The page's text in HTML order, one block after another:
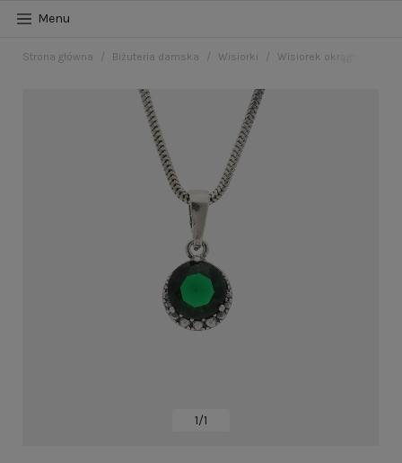
Menu
Strona główna Biżuteria damska Wisiorki Wisiorek okrągły z
1/1